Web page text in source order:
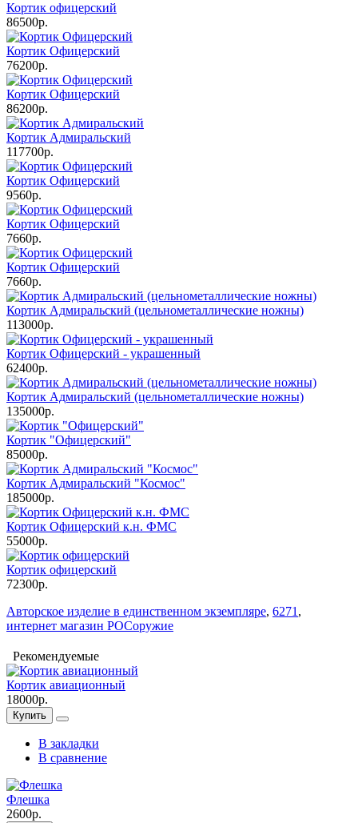
Кортик офицерский
86500р.
Кортик Офицерский
76200р.
Кортик Офицерский
86200р.
Кортик Адмиральский
117700р.
Кортик Офицерский
9560р.
Кортик Офицерский
7660р.
Кортик Офицерский
7660р.
Кортик Адмиральский (цельнометаллические ножны)
113000р.
Кортик Офицерский - украшенный
62400р.
Кортик Адмиральский (цельнометаллические ножны)
135000р.
Кортик "Офицерский"
85000р.
Кортик Адмиральский "Космос"
185000р.
Кортик Офицерский к.н. ФМС
55000р.
Кортик офицерский
72300р.
Авторское изделие в единственном экземпляре, 6271,
интернет магазин РОСоружие
Рекомендуемые
Кортик авиационный
18000р.
Купить
В закладки
В сравнение
Флешка
2600р.